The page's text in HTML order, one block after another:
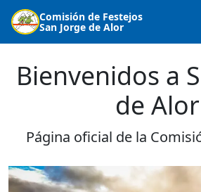
Comisión de Festejos
San Jorge de Alor
Bienvenidos a
de Alor
Página oficial de la